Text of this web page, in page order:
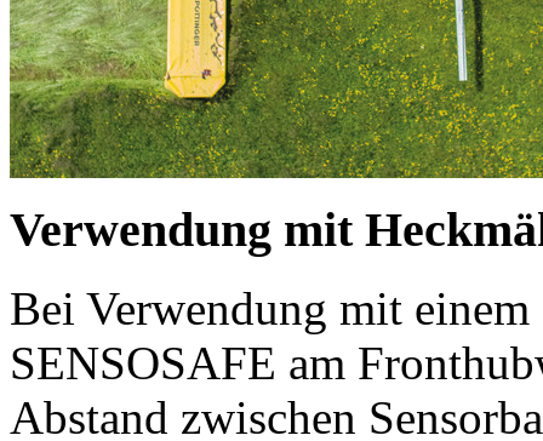
Verwendung mit
Bei Verwendung mit
SENSOSAFE am
Abstand zwischen